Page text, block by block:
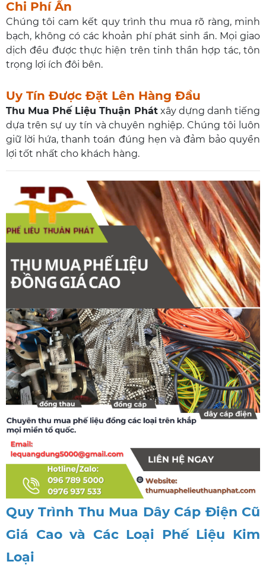
Chi Phí Ẩn
Chúng tôi cam kết quy trình thu mua rõ ràng, minh
bạch, không có các khoản phí phát sinh ẩn. Mọi giao
dịch đều được thực hiện trên tinh thần hợp tác, tôn
trọng lợi ích đôi bên.
Uy Tín Được Đặt Lên Hàng Đầu
Thu Mua Phế Liệu Thuận Phátxây dựng danh tiếng
dựa trên sự uy tín và chuyên nghiệp. Chúng tôi luôn
giữ lời hứa, thanh toán đúng hẹn và đảm bảo quyền
lợi tốt nhất cho khách hàng.
Quy Trình Thu Mua Dây Cáp Điện Cũ
Giá Cao và Các Loại Phế Liệu Kim
Loại